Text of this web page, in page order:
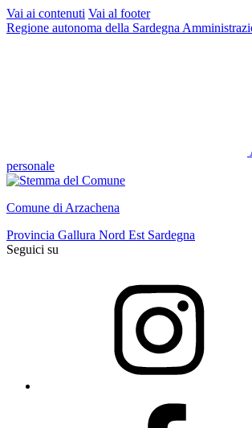
Vai ai contenuti Vai al footer
Regione autonoma della Sardegna
personale
Comune di Arzachena
Provincia Gallura Nord Est Sardegna
Seguici su